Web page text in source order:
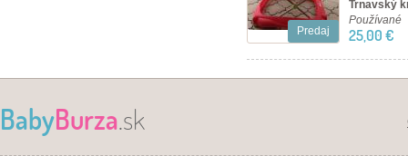
Predaj
Trnavský
Používané
25,00 €
BabyBurza.sk